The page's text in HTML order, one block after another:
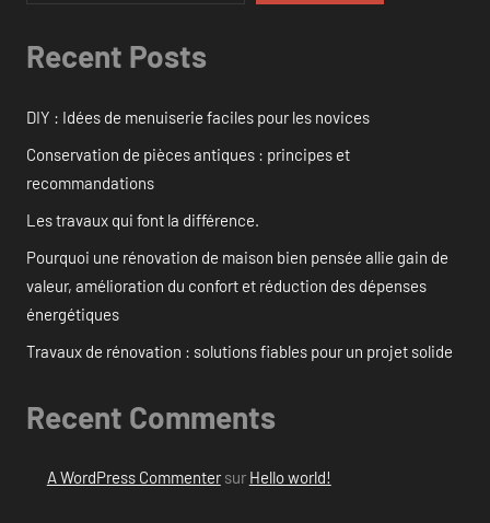
Recent Posts
DIY : Idées de menuiserie faciles pour les novices
Conservation de pièces antiques : principes et
recommandations
Les travaux qui font la différence.
Pourquoi une rénovation de maison bien pensée allie gain de
valeur, amélioration du confort et réduction des dépenses
énergétiques
Travaux de rénovation : solutions fiables pour un projet solide
Recent Comments
A WordPress Commentersur Hello world!